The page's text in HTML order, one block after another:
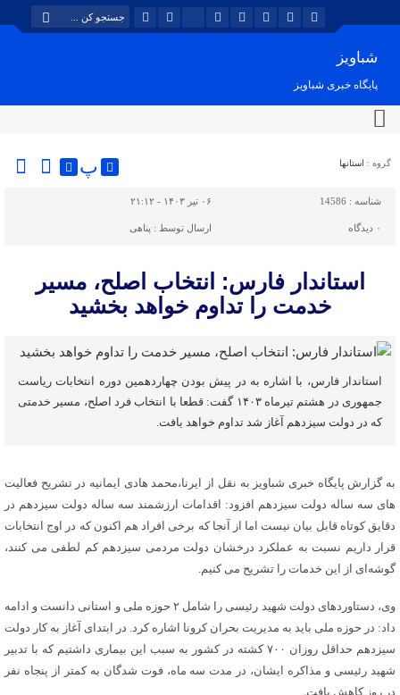
شباویز
پایگاه خبری شباویز
گروه : استانها پ
شناسه : 14586 ۰۶ تیر ۱۴۰۳ - ۲۱:۱۲
۰ دیدگاه ارسال توسط : پناهی
استاندار فارس: انتخاب اصلح، مسیر
خدمت را تداوم خواهد بخشید
استاندار فارس، با اشاره به در پیش بودن چهاردهمین دوره انتخابات ریاست
جمهوری در هشتم تیرماه ۱۴۰۳ گفت: قطعا با انتخاب فرد اصلح، مسیر خدمتی
که در دولت سیزدهم آغاز شد تداوم خواهد یافت.
به گزارش پایگاه خبری شباویز به نقل از ایرنا،محمد هادی ایمانیه در تشریح فعالیت
های سه ساله دولت سیزدهم افزود: اقدامات ارزشمند سه ساله دولت سیزدهم در
دقایق کوتاه قابل بیان نیست اما از آنجا که برخی افراد هم اکنون که در اوج انتخابات
قرار داریم نسبت به عملکرد درخشان دولت مردمی سیزدهم کم لطفی می کنند،
گوشه‌ای از این خدمات را تشریح می کنیم.
وی، دستاوردهای دولت شهید رئیسی را شامل ۲ حوزه ملی و استانی دانست و ادامه
داد: در حوزه ملی باید به مدیریت بحران کرونا اشاره کرد. در ابتدای آغاز به کار دولت
سیزدهم حداقل روزان ۷۰۰ کشته در کشور به سبب این بیماری داشتیم که با تدبیر
شهید رئیسی و مذاکره ایشان، در مدت سه ماه، فوت شدگان به کمتر از پنجاه نفر
در روز کاهش یافت.